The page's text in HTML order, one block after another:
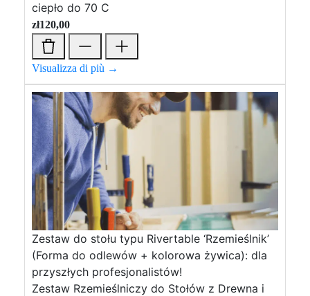
ciepło do 70 C
zł120,00
Visualizza di più →
Zestaw do stołu typu Rivertable ‘Rzemieślnik’
(Forma do odlewów + kolorowa żywica): dla
przyszłych profesjonalistów!
Zestaw Rzemieślniczy do Stołów z Drewna i